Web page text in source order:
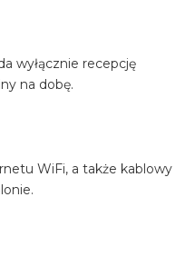
wyłącznie recepcję
na dobę.
WiFi, a także kablowy